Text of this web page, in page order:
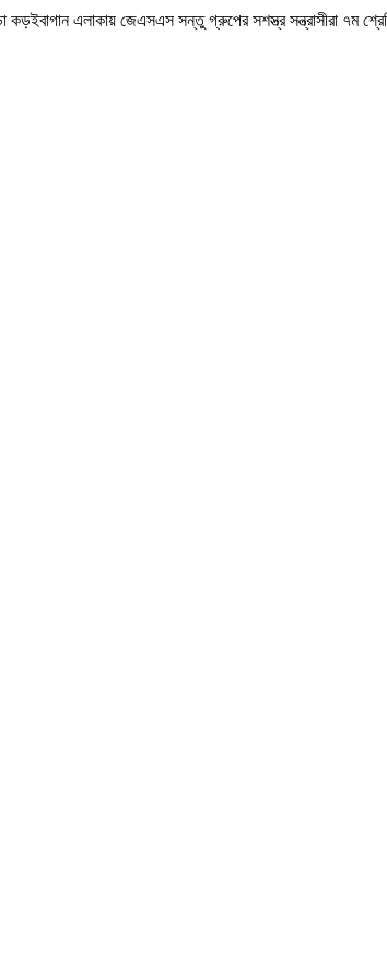
কড়ইবাগান এলাকায় জেএসএস সন্তু গ্রুপের সশস্ত্র সন্ত্রাসীরা ৭ম